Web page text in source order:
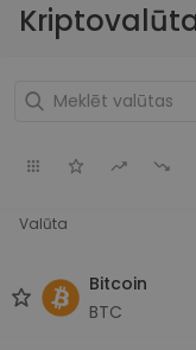
Valūta
Bitcoin
BTC